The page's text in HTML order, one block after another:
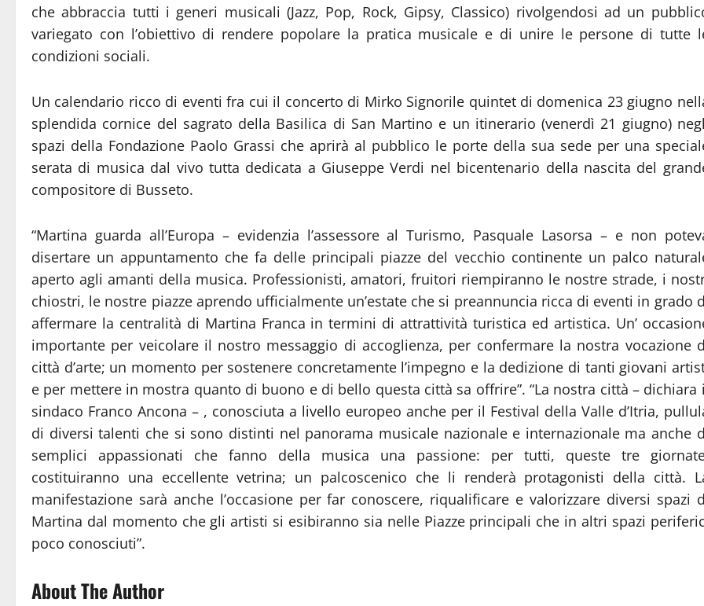
che abbraccia tutti i generi musicali (Jazz, Pop, Rock, Gipsy, Classico) rivolgendosi ad un
variegato con l’obiettivo di rendere popolare la pratica musicale e di unire le persone di tutte
condizioni sociali.
Un calendario ricco di eventi fra cui il concerto di Mirko Signorile quintet di domenica 23 giugno
splendida cornice del sagrato della Basilica di San Martino e un itinerario (venerdì 21 giugno)
spazi della Fondazione Paolo Grassi che aprirà al pubblico le porte della sua sede per una
serata di musica dal vivo tutta dedicata a Giuseppe Verdi nel bicentenario della nascita del
compositore di Busseto.
“Martina guarda all’Europa – evidenzia l’assessore al Turismo, Pasquale Lasorsa – e non
disertare un appuntamento che fa delle principali piazze del vecchio continente un palco
aperto agli amanti della musica. Professionisti, amatori, fruitori riempiranno le nostre strade, i
chiostri, le nostre piazze aprendo ufficialmente un’estate che si preannuncia ricca di eventi in grado
affermare la centralità di Martina Franca in termini di attrattività turistica ed artistica. Un’
importante per veicolare il nostro messaggio di accoglienza, per confermare la nostra vocazione
città d’arte; un momento per sostenere concretamente l’impegno e la dedizione di tanti giovani
e per mettere in mostra quanto di buono e di bello questa città sa offrire”. “La nostra città – dichiara
sindaco Franco Ancona – , conosciuta a livello europeo anche per il Festival della Valle d’Itria,
di diversi talenti che si sono distinti nel panorama musicale nazionale e internazionale ma anche
semplici appassionati che fanno della musica una passione: per tutti, queste tre
costituiranno una eccellente vetrina; un palcoscenico che li renderà protagonisti della città.
manifestazione sarà anche l’occasione per far conoscere, riqualificare e valorizzare diversi spazi
Martina dal momento che gli artisti si esibiranno sia nelle Piazze principali che in altri spazi
poco conosciuti”.
About The Author